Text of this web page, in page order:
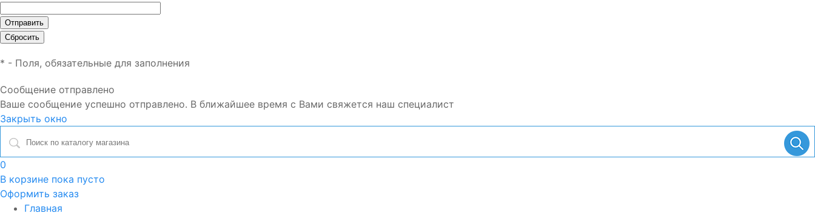
* - Поля, обязательные для заполнения
Сообщение отправлено
Ваше сообщение успешно отправлено. В ближайшее время с Вами свяжется наш специалист
Закрыть окно
0
В корзине пока пусто
Оформить заказ
Главная